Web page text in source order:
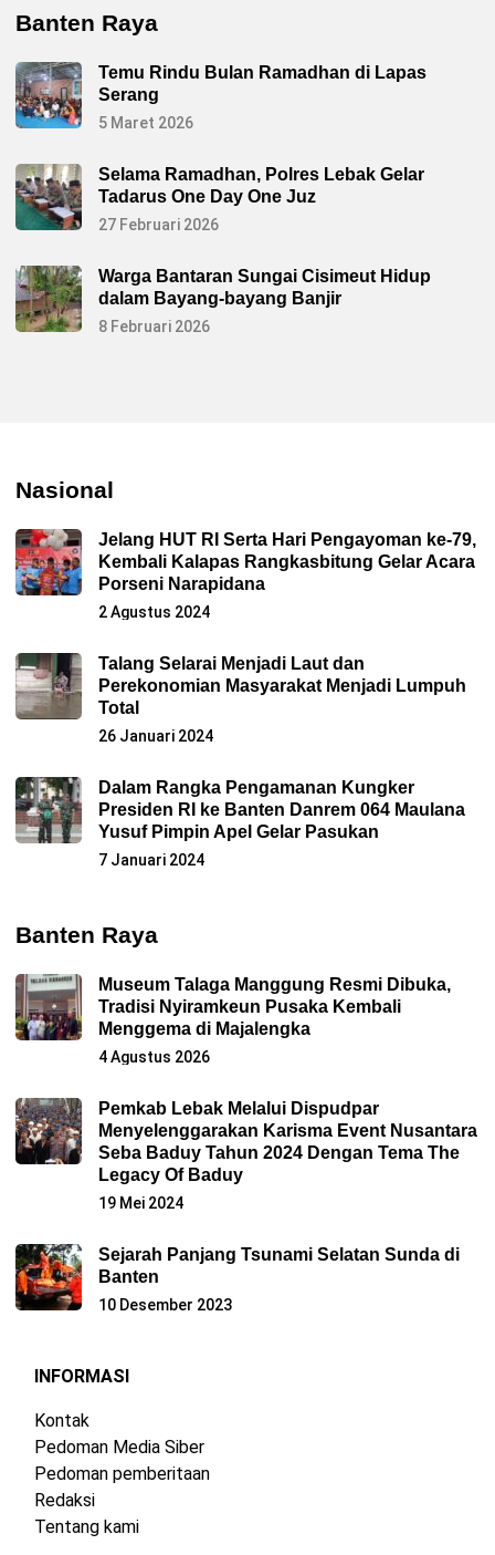
Banten Raya
Temu Rindu Bulan Ramadhan di Lapas
Serang
5 Maret 2026
Selama Ramadhan, Polres Lebak Gelar
Tadarus One Day One Juz
27 Februari 2026
Warga Bantaran Sungai Cisimeut Hidup
dalam Bayang-bayang Banjir
8 Februari 2026
Nasional
Jelang HUT RI Serta Hari Pengayoman ke-79,
Kembali Kalapas Rangkasbitung Gelar Acara
Porseni Narapidana
2 Agustus 2024
Talang Selarai Menjadi Laut dan
Perekonomian Masyarakat Menjadi Lumpuh
Total
26 Januari 2024
Dalam Rangka Pengamanan Kungker
Presiden RI ke Banten Danrem 064 Maulana
Yusuf Pimpin Apel Gelar Pasukan
7 Januari 2024
Banten Raya
Museum Talaga Manggung Resmi Dibuka,
Tradisi Nyiramkeun Pusaka Kembali
Menggema di Majalengka
4 Agustus 2026
Pemkab Lebak Melalui Dispudpar
Menyelenggarakan Karisma Event Nusantara
Seba Baduy Tahun 2024 Dengan Tema The
Legacy Of Baduy
19 Mei 2024
Sejarah Panjang Tsunami Selatan Sunda di
Banten
10 Desember 2023
INFORMASI
Kontak
Pedoman Media Siber
Pedoman pemberitaan
Redaksi
Tentang kami